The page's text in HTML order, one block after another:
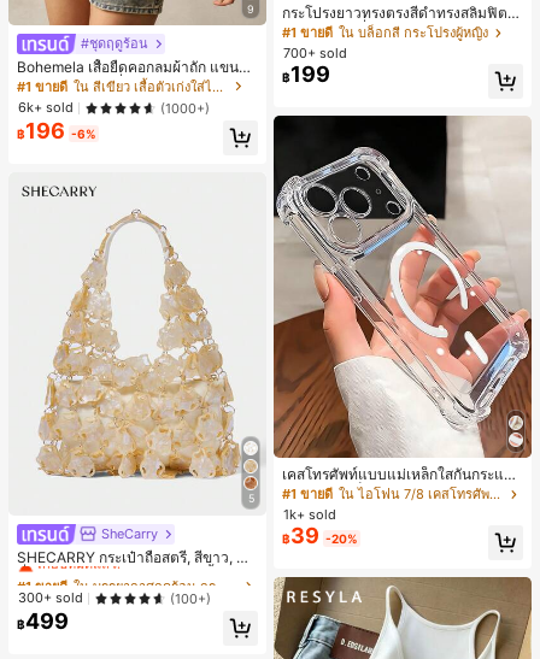
9
#ชุดฤดูร้อน
Bohemela เสื้อยืดคอกลมผ้าถัก แขนยา
ว สีเรียบ ใช้งานทั่วไป สำหรับผู้หญิง
#1 ขายดี
ใน สีเขียว เสื้อตัวเก่งใส่ได้ทุกวัน
6k+ sold
(1000+)
฿196 -6%
5
SheCarry
SHECARRY กระเป๋าถือสตรี, สีขาว, แฟ
ชั่น, สง่างาม, วันหยุด, งานปาร์ตี้
#1 ขายดี
เกือบหมดแล้ว!
#1 ขายดี
เกือบหมดแล้ว!
#1 ขายดี
เกือบหมดแล้ว!
#1 ขายดี
ใน บรรยากาศฤดูร้อน กระเป๋าหูหิ้วด้านบนผู้หญิง
300+ sold (100+)
฿499
กระโปรงยาวทรงตรงสีดำทรงสลิมฟิต,
กระโปรงแฟชั่นผู้หญิงโพลีเอสเตอร์แบบ
สบายๆสำหรับงานปาร์ตี้, อเนกประสงค์
และน่ารัก, เหมาะสำหรับสวมใส่ประจำ
วัน, วันหยุดฤดูร้อน. เหมาะสำหรับชาย
หาด, เทศกาลดนตรี และวันหยุดฤดูร้อ
น, ยุค 90
#1 ขายดี ใน บล็อกสี กระโปรงผู้หญิง
700+ sold
฿199
เคสโทรศัพท์แบบแม่เหล็กใสกันกระแทก
ดูดติดแม่เหล็ก รองรับ IPhone 17 Pro
Max/17 Pro/17 Air/17/16 Pro Max/16
Pro/16 Plus/16 E/16/15 Pro Max/15
Pro/15 Plus/15/14 Pro Max/14 Pro/1
4 Plus/14/13 Pro Max/13/13 Pro/13
Mini/12 Pro Max/12/12 Pro/12 Mini/
11/11 Pro/11 Pro Max/Xs/X/Xr/Xs M
ax/7 Plus/8 Plus/7g/8g มุมกันกระแท
ก เหมาะเป็นของขวัญวันเกิดช่วงฤดูใบไ
ม้ผลิ สำหรับวัยเรียนและวัยทำงาน
#1 ขายดี
ใน ไอโฟน 7/8 เคสโทรศัพท์แบบพื้นฐาน
1k+ sold
฿39 -20%